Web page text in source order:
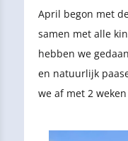
April begon met
samen met alle
hebben we
en natuurlijk
we af met 2
leuke dingen